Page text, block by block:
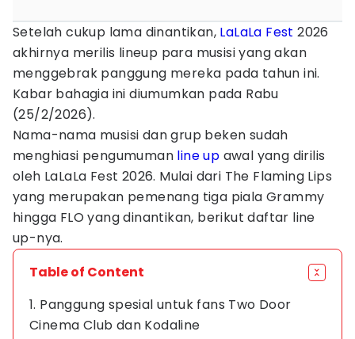
Setelah cukup lama dinantikan, LaLaLa Fest 2026
akhirnya merilis lineup para musisi yang akan
menggebrak panggung mereka pada tahun ini.
Kabar bahagia ini diumumkan pada Rabu
(25/2/2026).
Nama-nama musisi dan grup beken sudah
menghiasi pengumuman line up awal yang dirilis
oleh LaLaLa Fest 2026. Mulai dari The Flaming Lips
yang merupakan pemenang tiga piala Grammy
hingga FLO yang dinantikan, berikut daftar line
up-nya.
Table of Content
1. Panggung spesial untuk fans Two Door
Cinema Club dan Kodaline